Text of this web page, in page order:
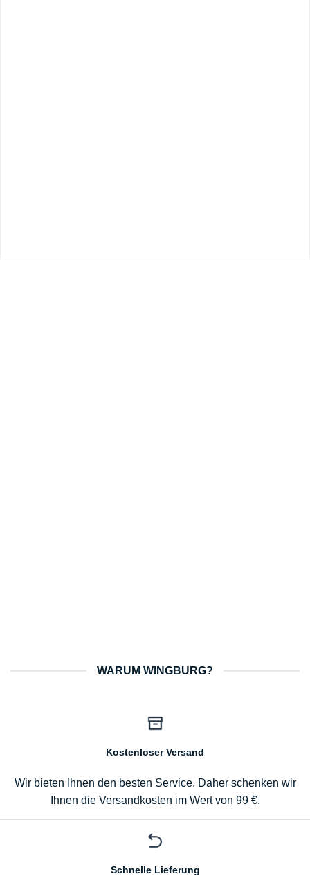
WARUM WINGBURG?
Kostenloser Versand
Wir bieten Ihnen den besten Service. Daher schenken wir
Ihnen die Versandkosten im Wert von 99 €.
Schnelle Lieferung